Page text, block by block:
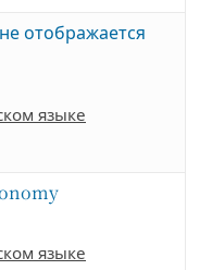
отображается
языке
языке